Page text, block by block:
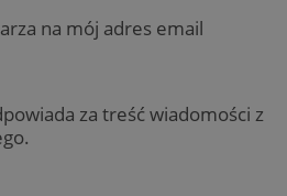
na mój adres email
za treść wiadomości z